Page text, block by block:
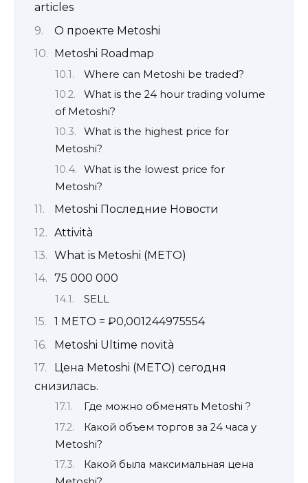
articles
О проекте Metoshi
Metoshi Roadmap
Where can Metoshi be traded?
What is the 24 hour trading volume
of Metoshi?
What is the highest price for
Metoshi?
What is the lowest price for
Metoshi?
Metoshi Последние Новости
Attività
What is Metoshi (METO)
75 000 000
SELL
1 METO = ₽0,001244975554
Metoshi Ultime novità
Цена Metoshi (METO) сегодня
снизилась.
Где можно обменять Metoshi ?
Какой объем торгов за 24 часа у
Metoshi?
Какой была максимальная цена